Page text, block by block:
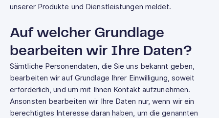
unserer Produkte und Dienstleistungen meldet.
Auf welcher Grundlage
bearbeiten wir Ihre Daten?
Sämtliche Personendaten, die Sie uns bekannt geben,
bearbeiten wir auf Grundlage Ihrer Einwilligung, soweit
erforderlich, und um mit Ihnen Kontakt aufzunehmen.
Ansonsten bearbeiten wir Ihre Daten nur, wenn wir ein
berechtigtes Interesse daran haben, um die genannten